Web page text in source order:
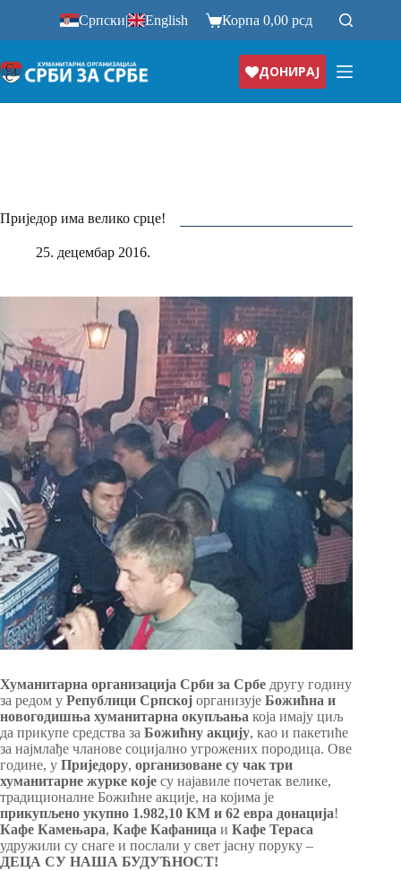
Српски| English Корпа0,00рсд
ДОНИРАЈ
Приједор има велико срце!
25. децембар 2016.
Хуманитарна организација Срби за Србе другу годину
за редом у Републици Српској организује Божићна и
новогодишња хуманитарна окупљања која имају циљ
да прикупе средства за Божићну акцију, као и пакетиће
за најмлађе чланове социјално угрожених породица. Ове
године, у Приједору, организоване су чак три
хуманитарне журке које су најавиле почетак велике,
традиционалне Божићне акције, на којима је
прикупљено укупно 1.982,10 КМ и 62 евра донација!
Кафе Камењара, Кафе Кафаница и Кафе Тераса
удружили су снаге и послали у свет јасну поруку –
ДЕЦА СУ НАША БУДУЋНОСТ!